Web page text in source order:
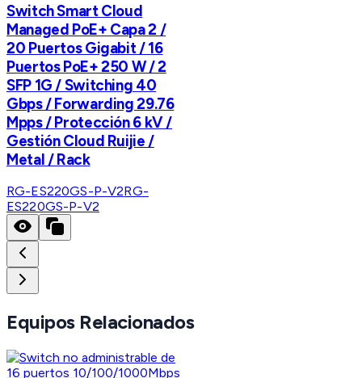
Switch Smart Cloud
Managed PoE+ Capa 2 /
20 Puertos Gigabit / 16
Puertos PoE+ 250 W / 2
SFP 1G / Switching 40
Gbps / Forwarding 29.76
Mpps / Protección 6 kV /
Gestión Cloud Ruijie /
Metal / Rack
RG-ES220GS-P-V2RG-
ES220GS-P-V2
Equipos Relacionados